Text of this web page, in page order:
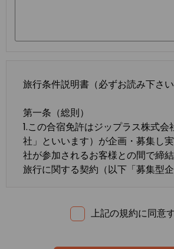
旅行条件説明書（必ずお読み下さい
第一条（総則）
1.この合宿免許はジップラス株式会
社」といいます）が企画・募集し
社が参加されるお客様との間で締
旅行に関する契約（以下「募集型
たは一般に確立された慣習による
上記の規約に同意